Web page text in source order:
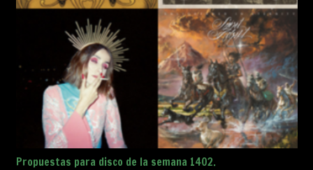
Propuestas para disco de la semana 1402.